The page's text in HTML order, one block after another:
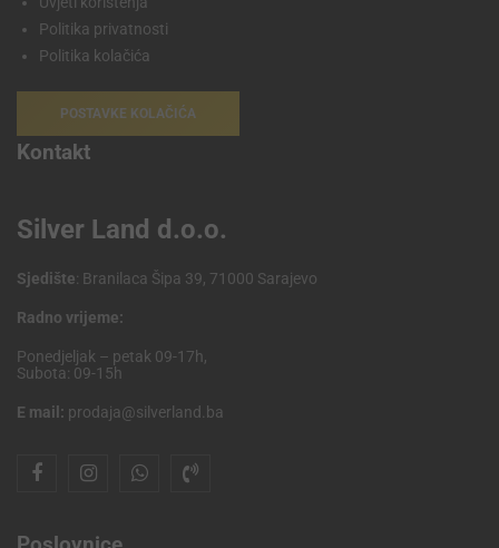
Politika privatnosti
Politika kolačića
POSTAVKE KOLAČIĆA
Kontakt
Silver Land d.o.o.
Sjedište: Branilaca Šipa 39, 71000 Sarajevo
Radno vrijeme:
Ponedjeljak – petak 09-17h,
Subota: 09-15h
E mail: prodaja@silverland.ba